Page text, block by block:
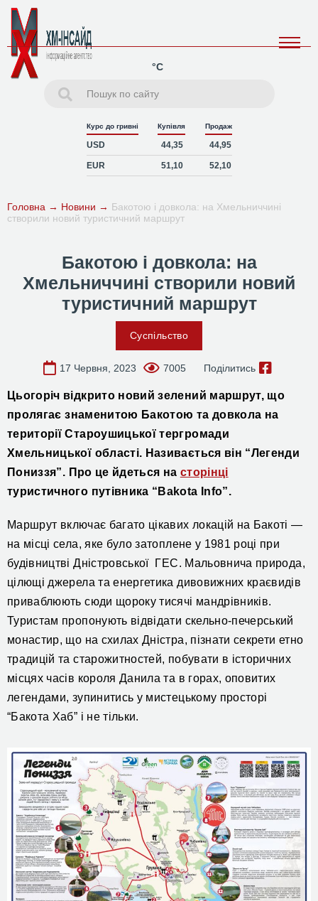
°C
Курс до гривні Купівля Продаж
USD 44,35 44,95
EUR 51,10 52,10
Головна → Новини → Бакотою і довкола: на Хмельниччині
створили новий туристичний маршрут
Бакотою і довкола: на
Хмельниччині створили новий
туристичний маршрут
Суспільство
17 Червня, 2023 7005 Поділитись
Цьогоріч відкрито новий зелений маршрут, що
пролягає знаменитою Бакотою та довкола на
території Староушицької тергромади
Хмельницької області. Називається він “Легенди
Пониззя”. Про це йдеться на сторінці
туристичного путівника “ Bakota Info”.
Маршрут включає багато цікавих локацій на Бакоті —
на місці села, яке було затоплене у 1981 році при
будівництві Дністровської ГЕС. Мальовнича природа,
цілющі джерела та енергетика дивовижних краєвидів
приваблюють сюди щороку тисячі мандрівників.
Туристам пропонують відвідати скельно-печерський
монастир, що на схилах Дністра, пізнати секрети етно
традицій та старожитностей, побувати в історичних
місцях часів короля Данила та в горах, оповитих
легендами, зупинитись у мистецькому просторі
“Бакота Хаб” і не тільки.